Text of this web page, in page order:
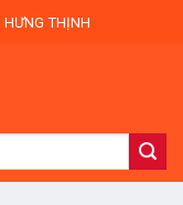
THỊNH